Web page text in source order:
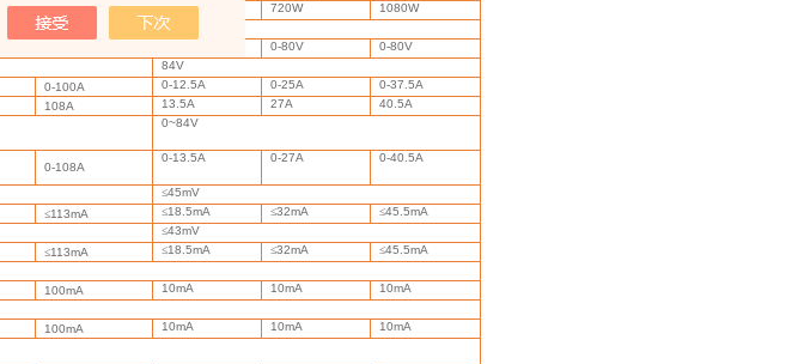
1080W 360W 720W
1080W
0-80V
0-80V
84V
0-100A 0-12.5A 0-25A
0-37.5A
108A 13.5A 27A 40.5A
0~84V
0-108A
0-13.5A 0-27A 0-40.5A
≤45mV
≤113mA ≤18.5mA ≤32mA ≤45.5mA
≤43mV
≤113mA ≤18.5mA ≤32mA ≤45.5mA
100mA 10mA 10mA
10mA
100mA 10mA 10mA
10mA